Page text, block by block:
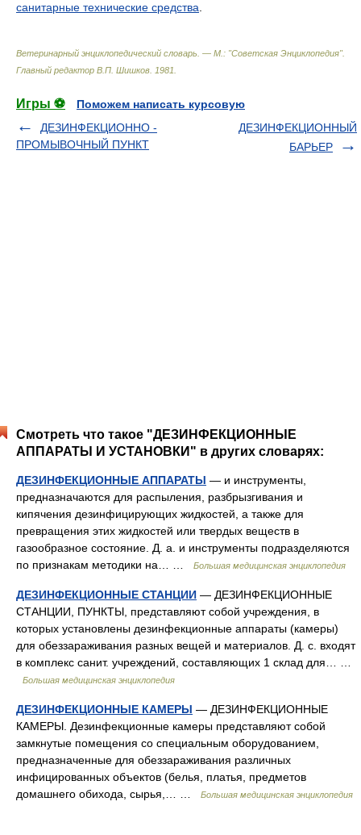
санитарные технические средства
Ветеринарный энциклопедический словарь. — М.: "Советская Энциклопедия".
Главный редактор В.П. Шишков 1981
Игры ⚽
Поможем написать курсовую
ДЕЗИНФЕКЦИОННО -
ПРОМЫВОЧНЫЙ ПУНКТ
ДЕЗИНФЕКЦИОННЫЙ
БАРЬЕР
Смотреть что такое "ДЕЗИНФЕКЦИОННЫЕ
АППАРАТЫ И УСТАНОВКИ" в других словарях:
ДЕЗИНФЕКЦИОННЫЕ АППАРАТЫ — и инструменты,
предназначаются для распыления, разбрызгивания и
кипячения дезинфицирующих жидкостей, а также для
превращения этих жидкостей или твердых веществ в
газообразное состояние. Д. а. и инструменты подразделяются
по признакам методики на… …
Большая медицинская энциклопедия
ДЕЗИНФЕКЦИОННЫЕ СТАНЦИИ — ДЕЗИНФЕКЦИОННЫЕ
СТАНЦИИ, ПУНКТЫ, представляют собой учреждения, в
которых установлены дезинфекционные аппараты (камеры)
для обеззараживания разных вещей и материалов. Д. с. входят
в комплекс санит. учреждений, составляющих 1 склад для… …
Большая медицинская энциклопедия
ДЕЗИНФЕКЦИОННЫЕ КАМЕРЫ — ДЕЗИНФЕКЦИОННЫЕ
КАМЕРЫ. Дезинфекционные камеры представляют собой
замкнутые помещения со специальным оборудованием,
предназначенные для обеззараживания различных
инфицированных объектов (белья, платья, предметов
домашнего обихода, сырья,… …
Большая медицинская энциклопедия